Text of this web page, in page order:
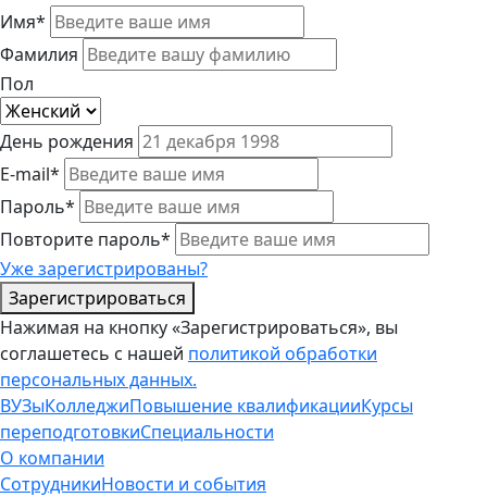
Имя*
Фамилия
Пол
День рождения
E-mail*
Пароль*
Повторите пароль*
Уже зарегистрированы?
Зарегистрироваться
Нажимая на кнопку «Зарегистрироваться», вы
соглашетесь с нашей политикой обработки
персональных данных.
ВУЗыКолледжиПовышение квалификацииКурсы
переподготовкиСпециальности
О компании
СотрудникиНовости и события